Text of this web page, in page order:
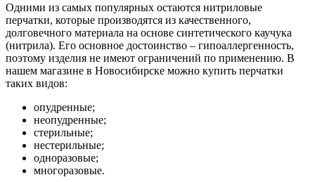
Одними из самых популярных остаются нитриловые
перчатки, которые производятся из качественного,
долговечного материала на основе синтетического каучука
(нитрила). Его основное достоинство – гипоаллергенность,
поэтому изделия не имеют ограничений по применению. В
нашем магазине в Новосибирске можно купить перчатки
таких видов:
опудренные;
неопудренные;
стерильные;
нестерильные;
одноразовые;
многоразовые.